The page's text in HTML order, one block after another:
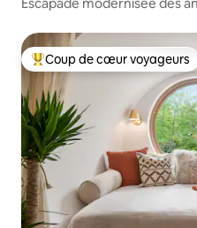
Coup de cœur voyageurs
Coup de cœur voyageurs